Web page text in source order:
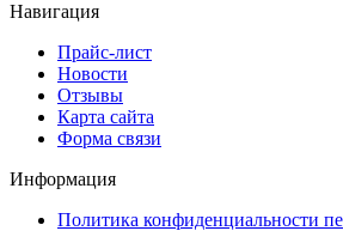
Навигация
Прайс-лист
Новости
Отзывы
Карта сайта
Форма связи
Информация
Политика конфиденциальности